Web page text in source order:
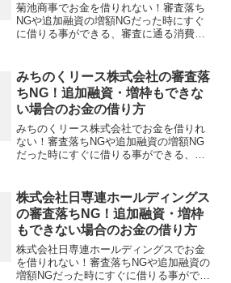
菊池商事でお金を借りれない！審査落ち
NGや追加融資の増額NGだった時にすぐ
に借りる事ができる、審査に通る消費者
日経っても1週間たっても音沙汰なし、そ
んなときはまぁ審査...
みちのくリース株式会社の審査落
ちNG！追加融資・増枠もできな
い場合のお金の借り方
みちのくリース株式会社でお金を借りれ
ない！審査落ちNGや追加融資の増額NG
だった時にすぐに借りる事ができる、審
連絡がきた、審査の返事がない、5日経っ
ても1週間たっても音沙...
株式会社日専連ホールディングス
の審査落ちNG！追加融資・増枠
もできない場合のお金の借り方
株式会社日専連ホールディングスでお金
を借りれない！審査落ちNGや追加融資の
増額NGだった時にすぐに借りる事ができ